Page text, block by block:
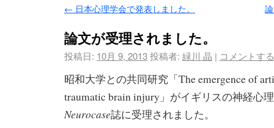
← 日本心理学会で発表しました。
論文が受理されました。
投稿日: 10月 9, 2013投稿者: 緑川 晶 | コメントする
昭和大学との共同研究「The emergence of
traumatic brain injury」がイギリスの神経心
Neurocase誌に受理されました。